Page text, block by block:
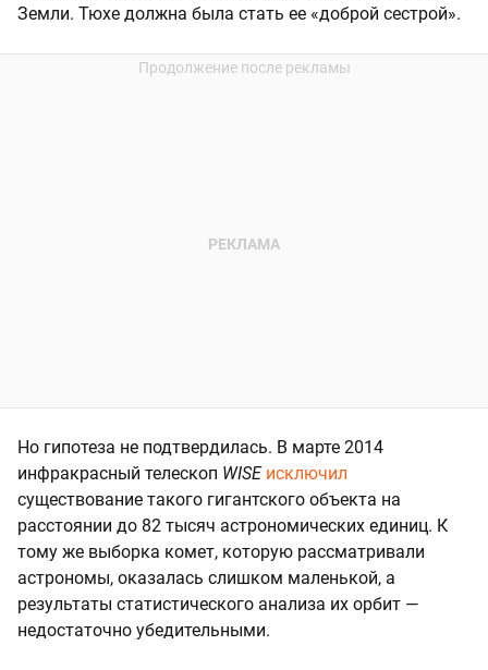
Земли. Тюхе должна была стать ее «доброй сестрой».
Но гипотеза не подтвердилась. В марте 2014
инфракрасный телескоп WISE исключил
существование такого гигантского объекта на
расстоянии до 82 тысяч астрономических единиц. К
тому же выборка комет, которую рассматривали
астрономы, оказалась слишком маленькой, а
результаты статистического анализа их орбит —
недостаточно убедительными.